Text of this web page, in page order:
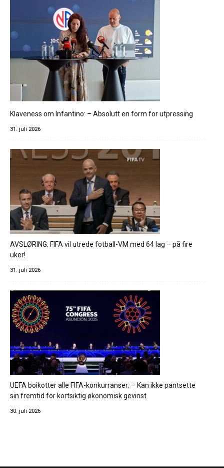
Klaveness om Infantino: – Absolutt en form for utpressing
31. juli 2026
AVSLØRING: FIFA vil utrede fotball-VM med 64 lag – på fire
uker!
31. juli 2026
UEFA boikotter alle FIFA-konkurranser: – Kan ikke pantsette
sin fremtid for kortsiktig økonomisk gevinst
30. juli 2026